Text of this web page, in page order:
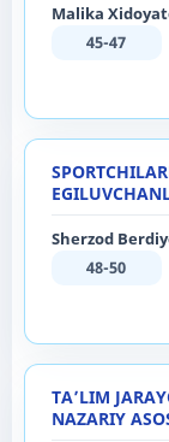
Malika
45-47
Sherzod
48-50
TA’LIM
NAZARIY